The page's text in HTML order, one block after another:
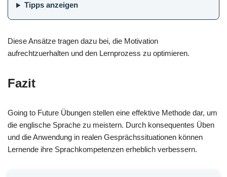
Tipps anzeigen
Diese Ansätze tragen dazu bei, die Motivation
aufrechtzuerhalten und den Lernprozess zu optimieren.
Fazit
Going to Future Übungen stellen eine effektive Methode dar, um
die englische Sprache zu meistern. Durch konsequentes Üben
und die Anwendung in realen Gesprächssituationen können
Lernende ihre Sprachkompetenzen erheblich verbessern.